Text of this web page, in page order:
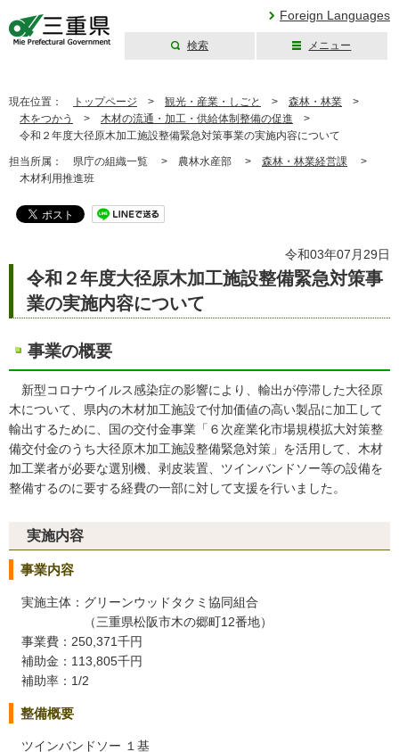
Foreign Languages
検索 メニュー
現在位置： トップページ > 観光・産業・しごと > 森林・林業 >
木をつかう
> 木材の流通・加工・供給体制整備の促進 >
令和２年度大径原木加工施設整備緊急対策事業の実施内容について
担当所属： 県庁の組織一覧 > 農林水産部 > 森林・林業経営課 >
木材利用推進班
令和03年07月29日
令和２年度大径原木加工施設整備緊急対策事
業の実施内容について
事業の概要
新型コロナウイルス感染症の影響により、輸出が停滞した大径原
木について、県内の木材加工施設で付加価値の高い製品に加工して
輸出するために、国の交付金事業「６次産業化市場規模拡大対策整
備交付金のうち大径原木加工施設整備緊急対策」を活用して、木材
加工業者が必要な選別機、剥皮装置、ツインバンドソー等の設備を
整備するのに要する経費の一部に対して支援を行いました。
実施内容
事業内容
実施主体：グリーンウッドタクミ協同組合
（三重県松阪市木の郷町12番地）
事業費：250,371千円
補助金：113,805千円
補助率：1/2
整備概要
ツインバンドソー １基